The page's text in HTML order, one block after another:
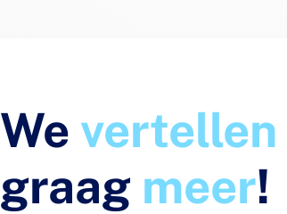
We vertellen
graag meer!